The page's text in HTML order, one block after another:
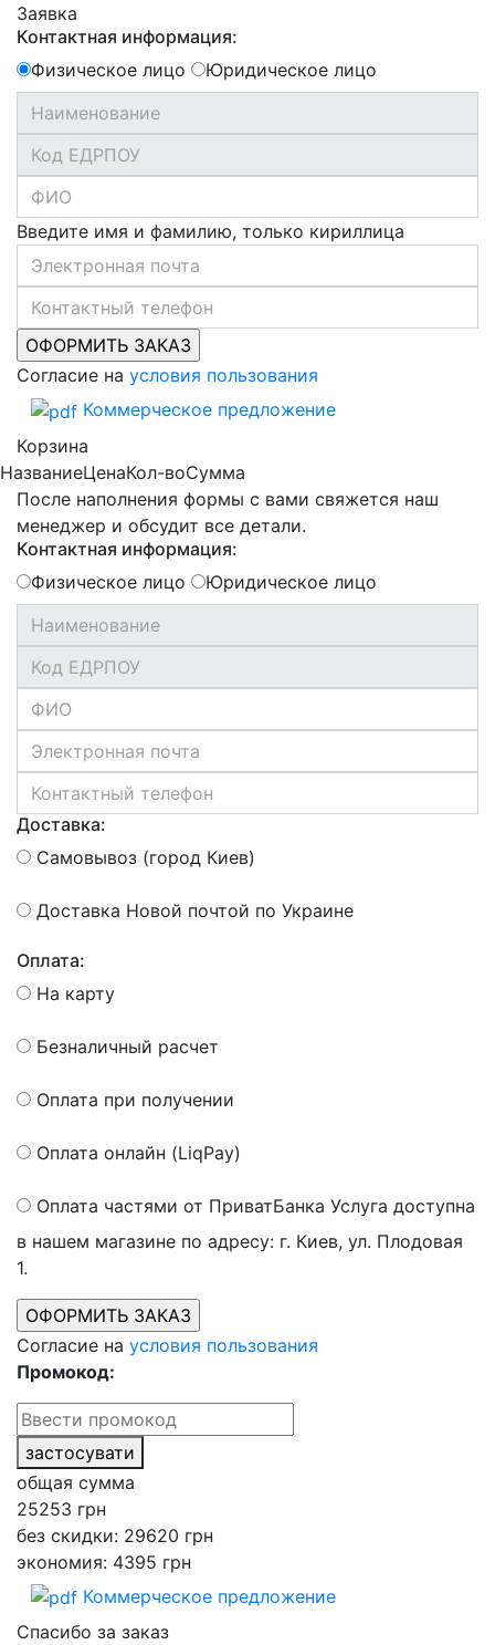
Заявка
Контактная информация:
Физическое лицо
Юридическое лицо
Введите имя и фамилию, только кириллица
Согласие на условия пользования
Коммерческое предложение
Корзина
НазваниеЦенаКол-воСумма
После наполнения формы с вами свяжется наш
менеджер и обсудит все детали.
Контактная информация:
Физическое лицо
Юридическое лицо
Доставка:
Самовывоз (город Киев)
Доставка Новой почтой по Украине
Оплата:
На карту
Безналичный расчет
Оплата при получении
Оплата онлайн (LiqPay)
Оплата частями от ПриватБанка Услуга доступна
в нашем магазине по адресу: г. Киев, ул. Плодовая
1.
Согласие на условия пользования
Промокод:
застосувати
общая сумма
25253 грн
без скидки: 29620 грн
экономия: 4395 грн
Коммерческое предложение
Спасибо за заказ